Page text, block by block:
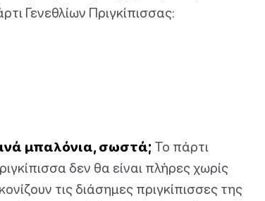
Γενεθλίων Πριγκίπισσας:
μπαλόνια, σωστά; Το πάρτι
δεν θα είναι πλήρες χωρίς
τις διάσημες πριγκίπισσες της